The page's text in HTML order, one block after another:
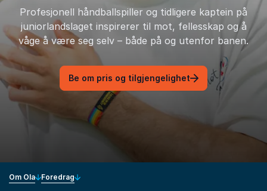
Profesjonell håndballspiller og tidligere kaptein på
juniorlandslaget inspirerer til mot, fellesskap og å
våge å være seg selv – både på og utenfor banen.
Be om pris og tilgjengelighet
Om Ola Foredrag